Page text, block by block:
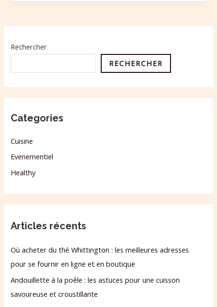
Rechercher
RECHERCHER
Categories
Cuisine
Evenementiel
Healthy
Articles récents
Où acheter du thé Whittington : les meilleures adresses
pour se fournir en ligne et en boutique
Andouillette à la poêle : les astuces pour une cuisson
savoureuse et croustillante